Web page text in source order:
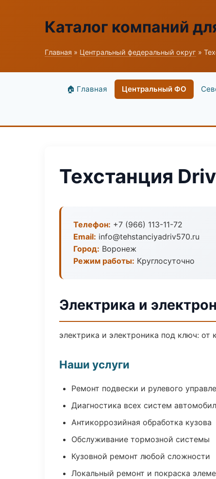
Каталог компаний
Главная » Центральный федеральный округ »
🏠 Главная Центральный ФО
Техстанция
Телефон: +7 (966) 113-11-72
Email: info@tehstanciyadriv570.ru
Город: Воронеж
Режим работы: Круглосуточно
Электрика и
электрика и электроника под ключ: от
Наши услуги
Ремонт подвески и рулевого
Диагностика всех систем
Антикоррозийная обработка кузова
Обслуживание тормозной системы
Кузовной ремонт любой сложности
Локальный ремонт и покраска